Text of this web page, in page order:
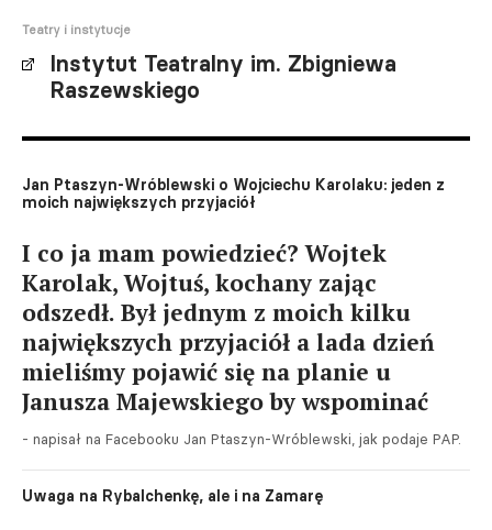
Teatry i instytucje
Instytut Teatralny im. Zbigniewa
Raszewskiego
Jan Ptaszyn-Wróblewski o Wojciechu Karolaku: jeden z
moich największych przyjaciół
I co ja mam powiedzieć? Wojtek
Karolak, Wojtuś, kochany zając
odszedł. Był jednym z moich kilku
największych przyjaciół a lada dzień
mieliśmy pojawić się na planie u
Janusza Majewskiego by wspominać
- napisał na Facebooku Jan Ptaszyn-Wróblewski, jak podaje PAP.
Uwaga na Rybalchenkę, ale i na Zamarę